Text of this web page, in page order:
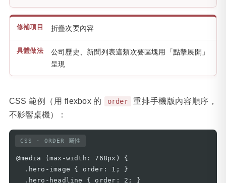
折疊次要內容
公司歷史、新聞列表這類次要區塊用「點擊展開」
呈現
CSS 範例（用 flexbox 的 order
重排手機版內容順序，
不影響桌機）：
CSS · ORDER 屬性
@media (max-width: 768px) {
  .hero-image { order: 1; }
  .hero-headline { order: 2; }